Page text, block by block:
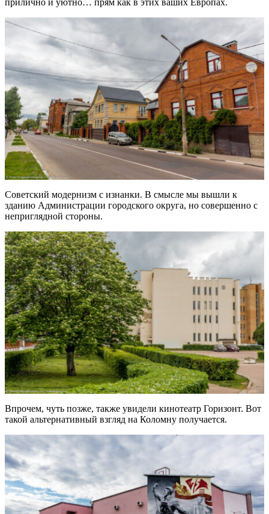
прилично и уютно… прям как в этих ваших Европах.
Советский модернизм с изнанки. В смысле мы вышли к
зданию Администрации городского округа, но совершенно с
неприглядной стороны.
Впрочем, чуть позже, также увидели кинотеатр Горизонт. Вот
такой альтернативный взгляд на Коломну получается.